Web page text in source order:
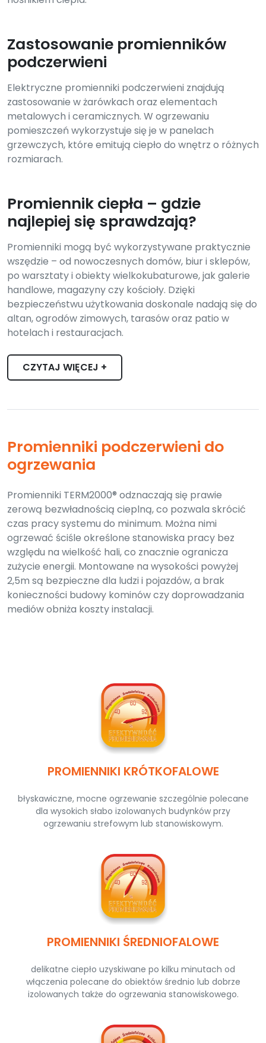
Zastosowanie promienników
podczerwieni
Elektryczne promienniki podczerwieni znajdują
zastosowanie w żarówkach oraz elementach
metalowych i ceramicznych. W ogrzewaniu
pomieszczeń wykorzystuje się je w panelach
grzewczych, które emitują ciepło do wnętrz o różnych
rozmiarach.
Promiennik ciepła – gdzie
najlepiej się sprawdzają?
Promienniki mogą być wykorzystywane praktycznie
wszędzie – od nowoczesnych domów, biur i sklepów,
po warsztaty i obiekty wielkokubaturowe, jak galerie
handlowe, magazyny czy kościoły. Dzięki
bezpieczeństwu użytkowania doskonale nadają się do
altan, ogrodów zimowych, tarasów oraz patio w
hotelach i restauracjach.
CZYTAJ WIĘCEJ +
Promienniki podczerwieni do
ogrzewania
Promienniki TERM2000® odznaczają się prawie
zerową bezwładnością cieplną, co pozwala skrócić
czas pracy systemu do minimum. Można nimi
ogrzewać ściśle określone stanowiska pracy bez
względu na wielkość hali, co znacznie ogranicza
zużycie energii. Montowane na wysokości powyżej
2,5m są bezpieczne dla ludzi i pojazdów, a brak
konieczności budowy kominów czy doprowadzania
mediów obniża koszty instalacji.
PROMIENNIKI KRÓTKOFALOWE
błyskawiczne, mocne ogrzewanie szczególnie polecane
dla wysokich słabo izolowanych budynków przy
ogrzewaniu strefowym lub stanowiskowym.
PROMIENNIKI ŚREDNIOFALOWE
delikatne ciepło uzyskiwane po kilku minutach od
włączenia polecane do obiektów średnio lub dobrze
izolowanych także do ogrzewania stanowiskowego.